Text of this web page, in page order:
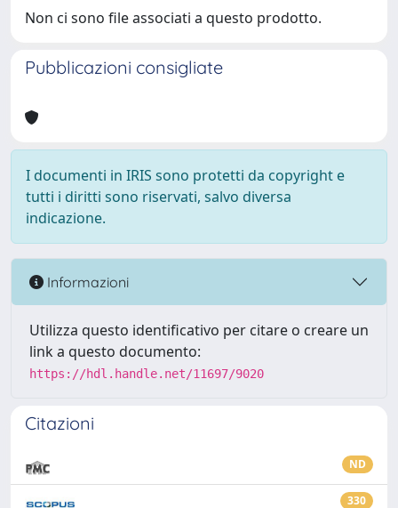
Non ci sono file associati a questo prodotto.
Pubblicazioni consigliate
I documenti in IRIS sono protetti da copyright e
tutti i diritti sono riservati, salvo diversa
indicazione.
Informazioni
Utilizza questo identificativo per citare o creare un
link a questo documento:
https://hdl.handle.net/11697/9020
Citazioni
ND
330